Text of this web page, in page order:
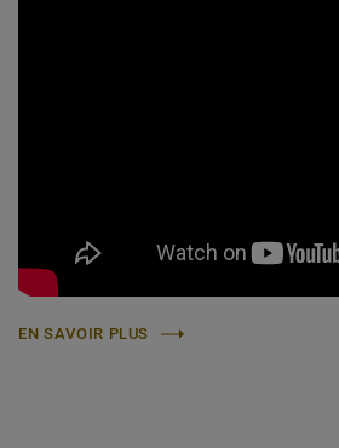
EN SAVOIR PLUS